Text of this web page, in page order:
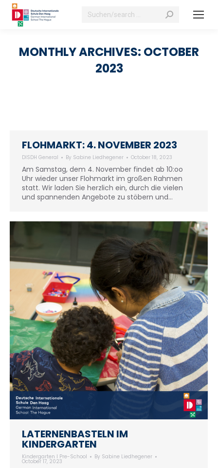
Search:
MONTHLY ARCHIVES: OCTOBER
2023
FLOHMARKT: 4. NOVEMBER 2023
DISDH General By Sabine Liedhegener October 18, 2023
Am Samstag, dem 4. November findet ab 10:oo
Uhr wieder unser Flohmarkt im großen Rahmen
statt. Wir laden Sie herzlich ein, durch die vielen
und spannenden Angebote zu stöbern und…
LATERNENBASTELN IM
KINDERGARTEN
Kindergarten I Pre-School By Sabine Liedhegener
October 17, 2023